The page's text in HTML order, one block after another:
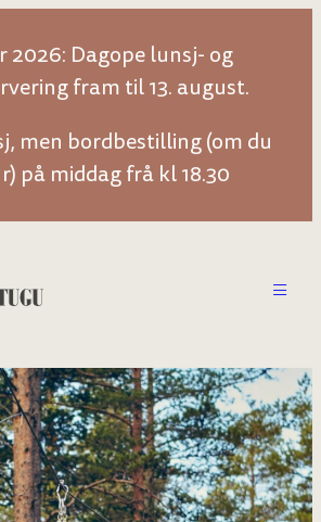
2026: Dagope lunsj- og
fram til 13. august.
men bordbestilling (om du
på middag frå kl 18.30